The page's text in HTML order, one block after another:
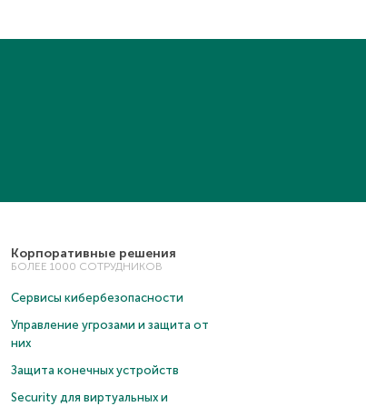
Корпоративные решения
БОЛЕЕ 1000 СОТРУДНИКОВ
Сервисы кибербезопасности
Управление угрозами и защита от
них
Защита конечных устройств
Security для виртуальных и